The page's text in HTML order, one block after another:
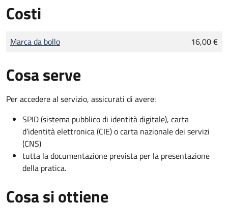
Costi
Tipo di pagamento
Importo
Marca da bollo 16,00 €
Cosa serve
Per accedere al servizio, assicurati di avere:
SPID (sistema pubblico di identità digitale), carta
d’identità elettronica (CIE) o carta nazionale dei servizi
(CNS)
tutta la documentazione prevista per la presentazione
della pratica.
Cosa si ottiene